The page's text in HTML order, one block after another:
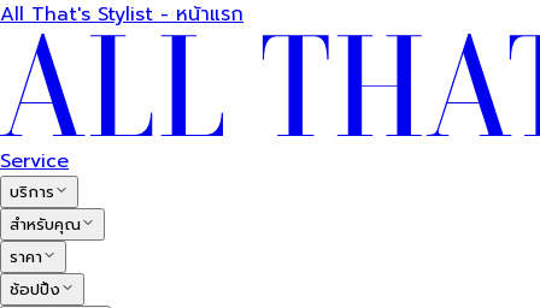
All That's Stylist - หน้าแรก
Service
บริการ
สำหรับคุณ
ราคา
ช้อปปิ้ง